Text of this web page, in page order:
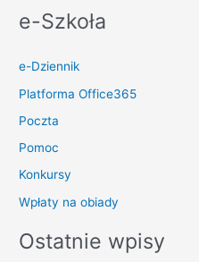
roku
e-Szkoła
e-Dziennik
Platforma Office365
Poczta
Pomoc
Konkursy
Wpłaty na obiady
Ostatnie wpisy